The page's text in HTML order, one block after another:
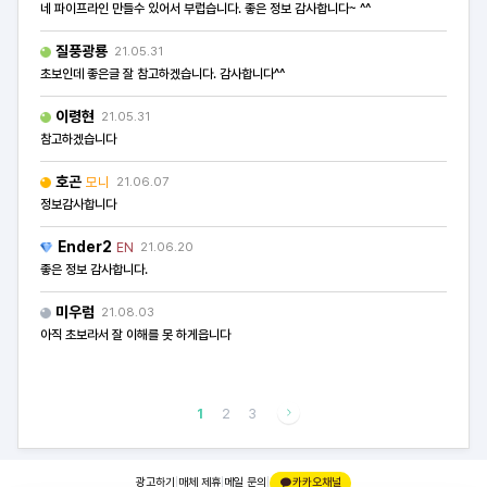
네 파이프라인 만들수 있어서 부럽습니다. 좋은 정보 감사합니다~ ^^
질풍광룡 21.05.31
초보인데 좋은글 잘 참고하겠습니다. 감사합니다^^
이령현 21.05.31
참고하겠습니다
호곤 모니
21.06.07
정보감사합니다
Ender2 EN 21.06.20
좋은 정보 감사합니다.
미우럼 21.08.03
아직 초보라서 잘 이해를 못 하게읍니다
1 2 3
광고하기 매체 제휴 메일 문의 | 카카오채널